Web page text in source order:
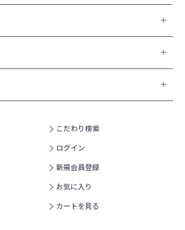
こだわり検索
ログイン
新規会員登録
お気に入り
カートを見る